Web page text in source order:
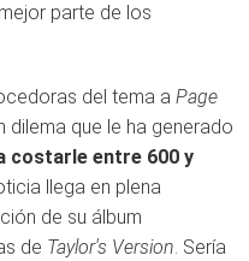
parte de los
del tema a Page
dilema que le ha generado
costarle entre 600 y
llega en plena
de su álbum
de Taylor's Version. Sería